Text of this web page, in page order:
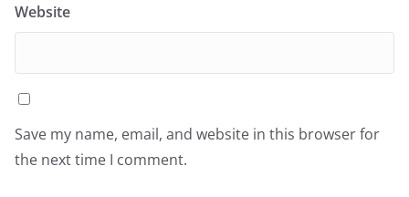
Website
Save my name, email, and website in this browser for
the next time I comment.